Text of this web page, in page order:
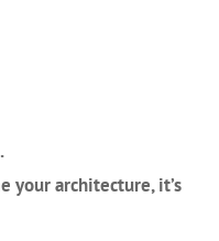
your architecture, it’s